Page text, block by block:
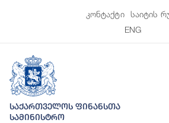
კონტაქტი
საიტის
ENG
საქართველოს ფინანსთა
სამინისტრო